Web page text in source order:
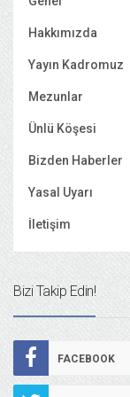
Hakkımızda
Yayın Kadromuz
Mezunlar
Ünlü Köşesi
Bizden Haberler
Yasal Uyarı
İletişim
Bizi Takip Edin!
FACEBOOK